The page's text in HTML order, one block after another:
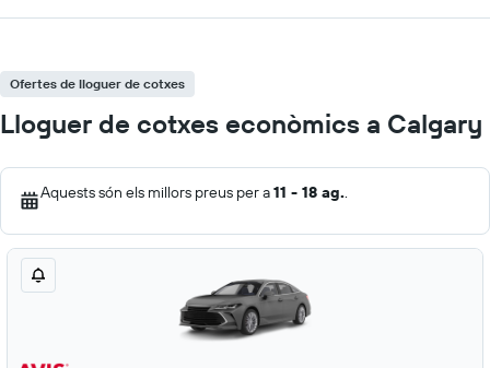
Ofertes de lloguer de cotxes
Lloguer de cotxes econòmics a Calgary
Aquests són els millors preus per a11 - 18 ag..